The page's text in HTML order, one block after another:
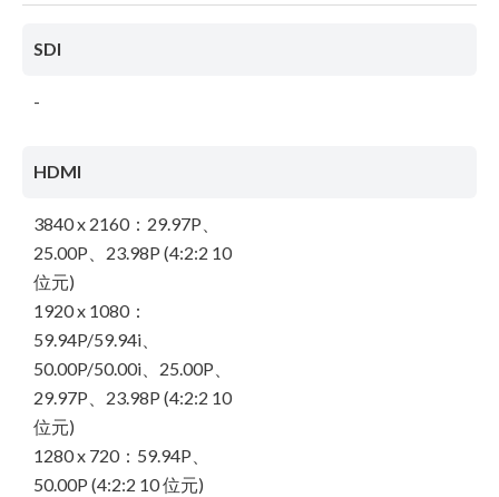
SDI
-
HDMI
3840 x 2160：29.97P、
25.00P、23.98P (4:2:2 10
位元)
1920 x 1080：
59.94P/59.94i、
50.00P/50.00i、25.00P、
29.97P、23.98P (4:2:2 10
位元)
1280 x 720：59.94P、
50.00P (4:2:2 10 位元)